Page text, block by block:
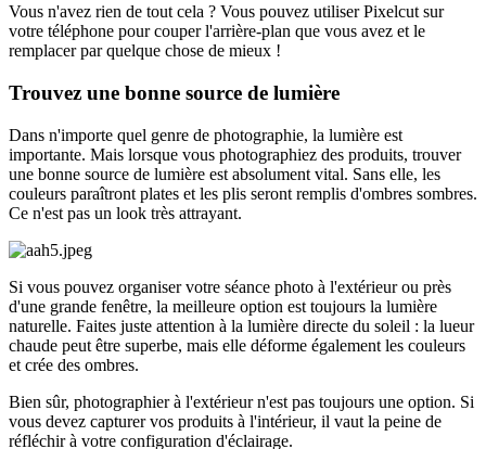
Vous n'avez rien de tout cela ? Vous pouvez utiliser Pixelcut sur
votre téléphone pour couper l'arrière-plan que vous avez et le
remplacer par quelque chose de mieux !
Trouvez une bonne source de lumière
Dans n'importe quel genre de photographie, la lumière est
importante. Mais lorsque vous photographiez des produits, trouver
une bonne source de lumière est absolument vital. Sans elle, les
couleurs paraîtront plates et les plis seront remplis d'ombres sombres.
Ce n'est pas un look très attrayant.
Si vous pouvez organiser votre séance photo à l'extérieur ou près
d'une grande fenêtre, la meilleure option est toujours la lumière
naturelle. Faites juste attention à la lumière directe du soleil : la lueur
chaude peut être superbe, mais elle déforme également les couleurs
et crée des ombres.
Bien sûr, photographier à l'extérieur n'est pas toujours une option. Si
vous devez capturer vos produits à l'intérieur, il vaut la peine de
réfléchir à votre configuration d'éclairage.